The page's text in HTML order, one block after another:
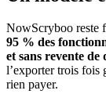
NowScryboo reste
95 % des
et sans revente de
l’exporter trois fois
rien payer.